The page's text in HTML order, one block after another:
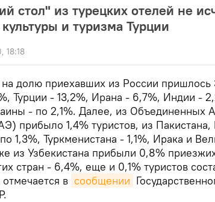
стол" из турецких отелей не
и туризма Турции
18:18
долю приехавших из России пришлось
Турции - 13,2%, Ирана - 6,7%, Индии -
- по 2,1%. Далее, из Объединенных
прибыло 1,4% туристов, из Пакистана,
1,3%, Туркменистана - 1,1%, Ирака и
из Узбекистана прибыли 0,8%
стран - 6,4%, еще и 0,1% туристов
в сообщении